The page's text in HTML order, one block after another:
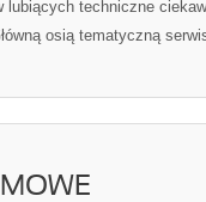
lubiących techniczne
osią tematyczną